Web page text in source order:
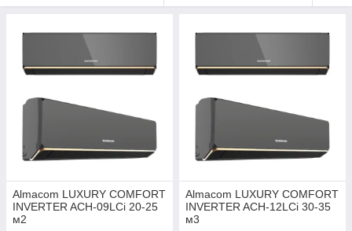
Almacom LUXURY COMFORT
INVERTER ACH-09LCi 20-25
м2
Almacom LUXURY COMFORT
INVERTER ACH-12LCi 30-35
м3